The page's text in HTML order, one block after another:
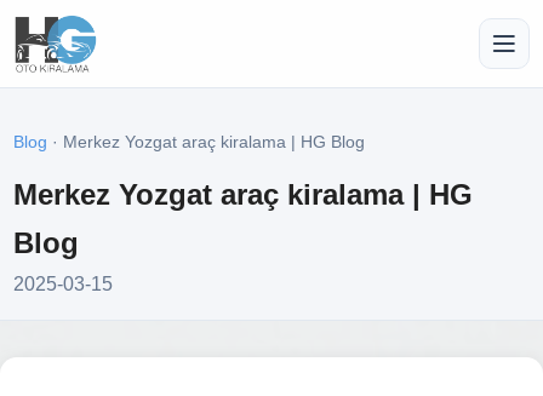
Blog · Merkez Yozgat araç kiralama | HG Blog
Merkez Yozgat araç kiralama | HG
Blog
2025-03-15